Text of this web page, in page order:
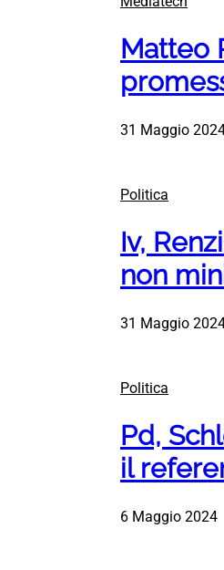
Matteo
31 Maggio
Politica
Iv,
non
31 Maggio
Politica
Pd,
il
6 Maggio 2024